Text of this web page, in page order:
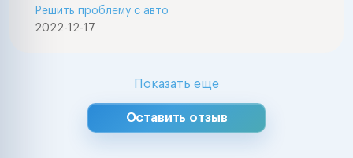
2022-12-17
Решить проблему с авто
Показать еще
Оставить отзыв